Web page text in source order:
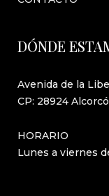
DÓNDE
Avenida de la
CP: 28924
HORARIO
Lunes a viernes